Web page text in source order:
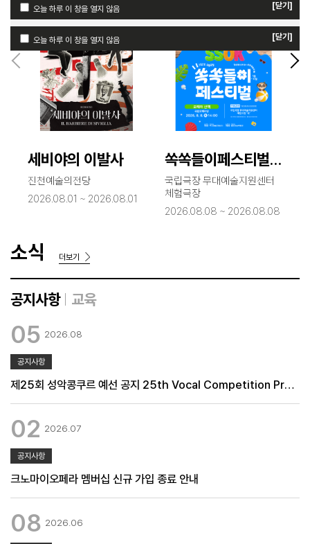
오늘 하루 이 창을 열지 않음 [닫기]
오늘 하루 이 창을 열지 않음 [닫기]
오늘 하루 이 창을 열지 않음 [닫기]
세비야의 이발사
진천예술의전당
2026.08.01 ~ 2026.08.01
쏙쏙들이페스티벌 <오페라 산책>
국립극장 무대예술지원센터
체험극장
2026.08.08 ~ 2026.08.08
소식 더보기
공지사항 교육
05 2026.08
공지사항
제25회 성악콩쿠르 예선 공지 25th Vocal Competition Preliminary Notice
02 2026.07
공지사항
크노마이오페라 멤버십 신규 가입 종료 안내
08 2026.06